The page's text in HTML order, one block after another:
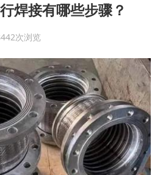
焊接有哪些步骤？
次浏览